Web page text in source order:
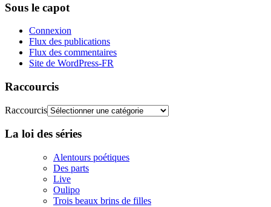
Sous le capot
Connexion
Flux des publications
Flux des commentaires
Site de WordPress-FR
Raccourcis
Raccourcis
La loi des séries
Alentours poétiques
Des parts
Live
Oulipo
Trois beaux brins de filles